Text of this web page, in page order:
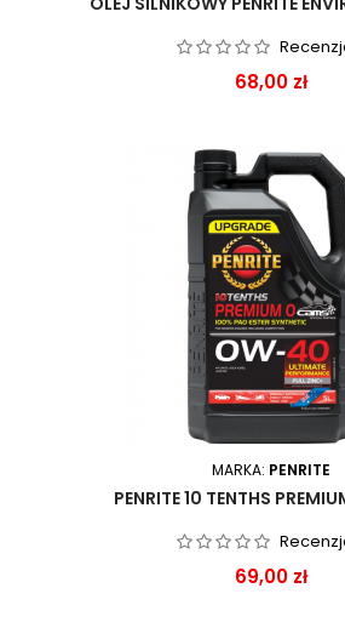
Cena
68,00 zł
MARKA: PENRITE
PENRITE 10 TENTHS
Cena
69,00 zł